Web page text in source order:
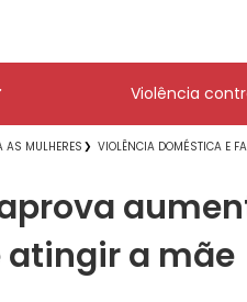
Violência
AS MULHERES VIOLÊNCIA DOMÉSTICA E
atingir a mãe